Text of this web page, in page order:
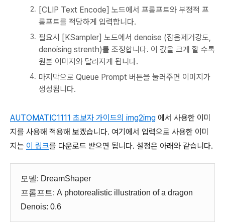
[CLIP Text Encode] 노드에서 프롬프트와 부정적 프
롬프트를 적당하게 입력합니다.
필요시 [KSampler] 노드에서 denoise (잡음제거강도,
denoising strenth)를 조정합니다. 이 값을 크게 할 수록
원본 이미지와 달라지게 됩니다.
마지막으로 Queue Prompt 버튼을 눌러주면 이미지가
생성됩니다.
AUTOMATIC1111 초보자 가이드의 img2img 에서 사용한 이미
지를 사용해 적용해 보겠습니다. 여기에서 입력으로 사용한 이미
지는 이 링크를 다운로드 받으면 됩니다. 설정은 아래와 같습니다.
모델: DreamShaper
프롬프트: A photorealistic illustration of a dragon
Denois: 0.6